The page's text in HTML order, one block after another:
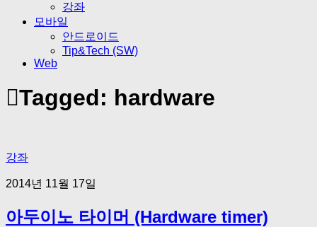
강좌
모바일
안드로이드
Tip&Tech (SW)
Web
Tagged: hardware
강좌
2014년 11월 17일
아두이노 타이머 (Hardware timer)